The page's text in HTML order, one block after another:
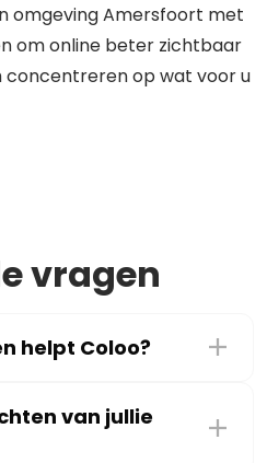
omgeving Amersfoort met
om online beter zichtbaar
concentreren op wat voor u
vragen
helpt Coloo?
van jullie